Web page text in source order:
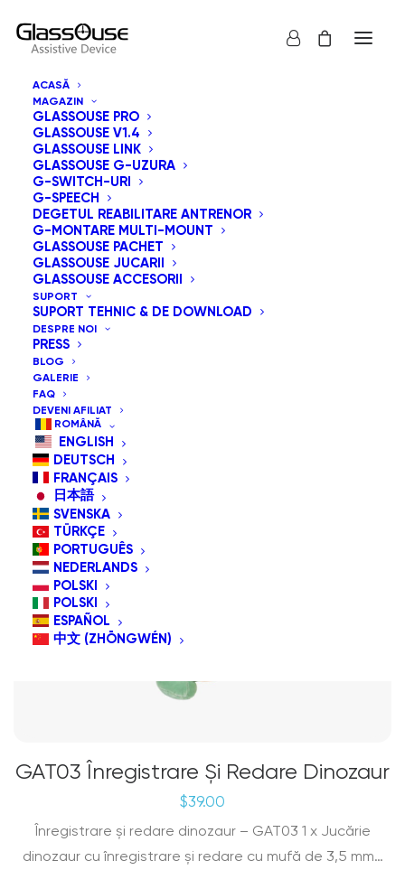
ACASĂ
MAGAZIN
GLASSOUSE PRO
GLASSOUSE V1.4
GLASSOUSE LINK
GLASSOUSE G-UZURA
G-SWITCH-URI
G-SPEECH
DEGETUL REABILITARE ANTRENOR
G-MONTARE MULTI-MOUNT
GLASSOUSE PACHET
GLASSOUSE JUCARII
GLASSOUSE ACCESORII
SUPORT
SUPORT TEHNIC & DE DOWNLOAD
DESPRE NOI
PRESS
BLOG
GALERIE
FAQ
DEVENI AFILIAT
ROMÂNĂ
ENGLISH
DEUTSCH
FRANÇAIS
日本語
SVENSKA
TÜRKÇE
PORTUGUÊS
NEDERLANDS
POLSKI
POLSKI
ESPAÑOL
中文 (ZHŌNGWÉN)
Arată tot
Sortează după popularitatea vânzărilor
Sortare implicită
Sortează după cele mai recente
Sortează după preț: de la mare la mic
GAT03 Înregistrare Și Redare Dinozaur
$39.00
Înregistrare și redare dinozaur – GAT03 1 x Jucărie
dinozaur cu înregistrare și redare cu mufă de 3,5 mm…